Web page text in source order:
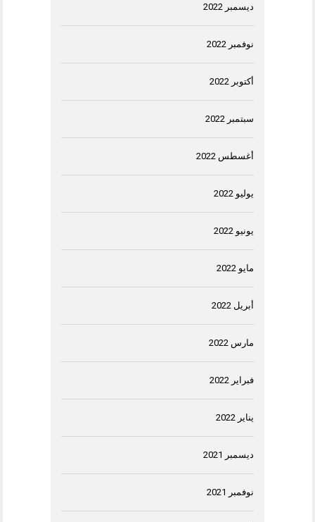
ديسمبر 2022
نوفمبر 2022
أكتوبر 2022
سبتمبر 2022
أغسطس 2022
يوليو 2022
يونيو 2022
مايو 2022
أبريل 2022
مارس 2022
فبراير 2022
يناير 2022
ديسمبر 2021
نوفمبر 2021